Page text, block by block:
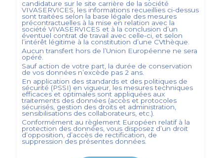
candidature sur le site carrière de la société
VIVASERVICES , les informations recueillies ci-dessus
sont traitées selon la base légale des mesures
précontractuelles à la mise en relation avec la
société VIVASERVICES et à la conclusion d’un
éventuel contrat de travail avec celle-ci, et selon
l’intérêt légitime à la constitution d’une CVthèque.
Aucun transfert hors de l’Union Européenne ne sera
opéré.
Sauf action de votre part, la durée de conservation
de vos données n’excède pas 2 ans.
En application des standards et des politiques de
sécurité (PSSI) en vigueur, les mesures techniques
efficaces et optimales sont appliquées aux
traitements des données (accès et protocoles
sécurisés, gestion des droits et administration,
sensibilisations des collaborateurs, etc.).
Conformément au règlement Européen relatif à la
protection des données, vous disposez d’un droit
d’opposition, d’accès de rectification, de
suppression des présentes données.